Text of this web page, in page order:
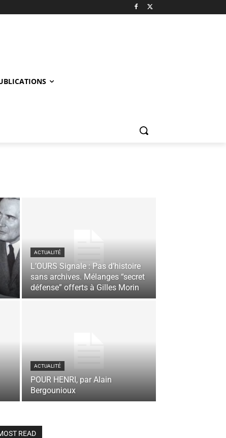
ACTUALITÉ
L’OURS Signale : Pas d’histoire
sans archives. Mélanges “secret
défense” offerts à Gilles Morin
ACTUALITÉ
POUR HENRI, par Alain
Bergounioux
READ